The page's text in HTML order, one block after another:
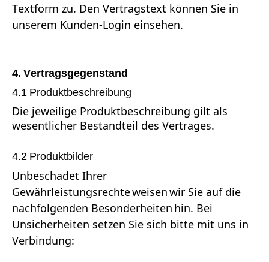
Textform zu. Den Vertragstext können Sie in
unserem Kunden-Login einsehen.
4. Vertragsgegenstand
4.1 Produktbeschreibung
Die jeweilige Produktbeschreibung gilt als
wesentlicher Bestandteil des Vertrages.
4.2 Produktbilder
Unbeschadet Ihrer
Gewährleistungsrechte weisen wir Sie auf die
nachfolgenden Besonderheiten hin. Bei
Unsicherheiten setzen Sie sich bitte mit uns in
Verbindung: